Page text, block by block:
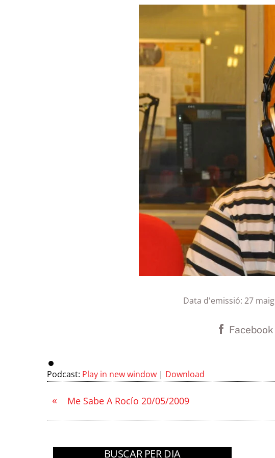
Data d'emissió: 27 maig
Facebook
Podcast: Play in new window | Download
« Me Sabe A Rocío 20/05/2009
BUSCAR PER DIA